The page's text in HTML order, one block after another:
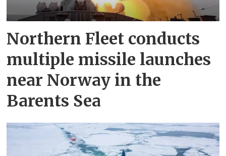
Northern Fleet conducts
multiple missile launches
near Norway in the
Barents Sea